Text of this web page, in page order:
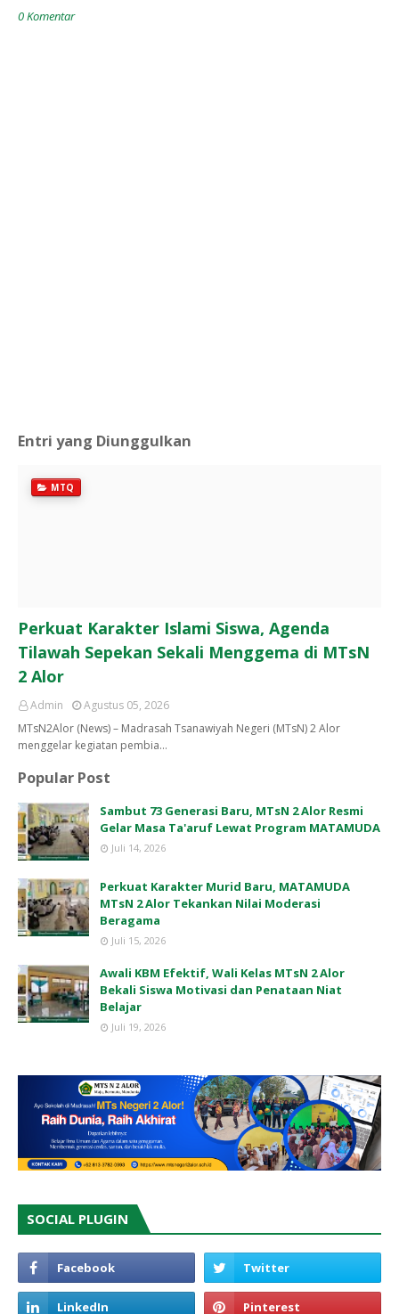
0 Komentar
Entri yang Diunggulkan
MTQ
Perkuat Karakter Islami Siswa, Agenda
Tilawah Sepekan Sekali Menggema di MTsN
2 Alor
Admin
Agustus 05, 2026
MTsN2Alor (News) – Madrasah Tsanawiyah Negeri (MTsN) 2 Alor
menggelar kegiatan pembia…
Popular Post
Sambut 73 Generasi Baru, MTsN 2 Alor Resmi
Gelar Masa Ta'aruf Lewat Program MATAMUDA
Juli 14, 2026
Perkuat Karakter Murid Baru, MATAMUDA
MTsN 2 Alor Tekankan Nilai Moderasi
Beragama
Juli 15, 2026
Awali KBM Efektif, Wali Kelas MTsN 2 Alor
Bekali Siswa Motivasi dan Penataan Niat
Belajar
Juli 19, 2026
SOCIAL PLUGIN